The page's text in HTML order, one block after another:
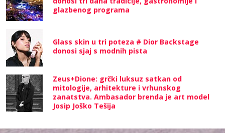
glazbenog programa
Glass skin u tri poteza # Dior Backstage
donosi sjaj s modnih pista
Zeus+Dione: grčki luksuz satkan od
mitologije, arhitekture i vrhunskog
zanatstva. Ambasador brenda je art model
Josip Joško Tešija